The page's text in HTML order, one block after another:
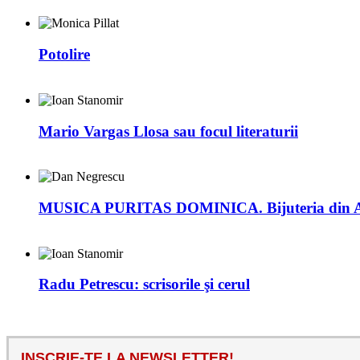
Potolire
Mario Vargas Llosa sau focul literaturii
MUSICA PURITAS DOMINICA. Bijuteria din
Radu Petrescu: scrisorile şi cerul